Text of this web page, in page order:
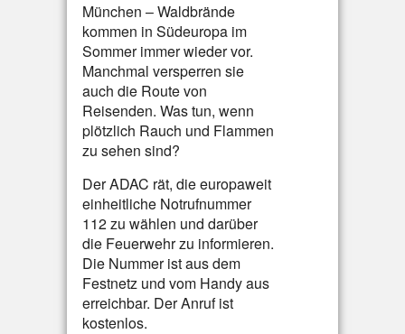
München – Waldbrände
kommen in Südeuropa im
Sommer immer wieder vor.
Manchmal versperren sie
auch die Route von
Reisenden. Was tun, wenn
plötzlich Rauch und Flammen
zu sehen sind?
Der ADAC rät, die europaweit
einheitliche Notrufnummer
112 zu wählen und darüber
die Feuerwehr zu informieren.
Die Nummer ist aus dem
Festnetz und vom Handy aus
erreichbar. Der Anruf ist
kostenlos.